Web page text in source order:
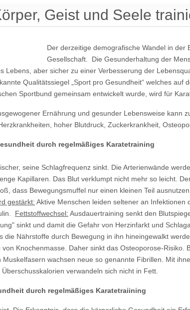
Geist und Seele
Der derzeitige demografische Wandel in
Gesellschaft. Die Gesunderhaltung der
Lebens, aber sicher zu einer Verbesserung der
Qualitätssiegel „Sport pro Gesundheit“ welches
Sportbund gemeinsam entwickelt wurde, wird für
Ernährung und gesunder Lebensweise kann
hoher Blutdruck, Zuckerkrankheit,
durch regelmäßiges Karatetraining
seine Schlagfrequenz sinkt. Die Arterienwände
Kapillaren. Das Blut verklumpt nicht mehr so leicht.
dass Bewegungsmuffel nur einen kleinen Teil
gestärkt: Aktive Menschen leiden seltener an Infektionen
Fettstoffwechsel: Ausdauertraining senkt den
sinkt und damit die Gefahr von Herzinfarkt und
Nährstoffe durch Bewegung in ihn hineingewalkt
Knochenmasse. Daher sinkt das Osteoporose-
Muskelfasern wachsen neue so genannte Fibrillen. Mit
verwandeln sich nicht in Fett.
durch regelmäßiges Karatetraiining